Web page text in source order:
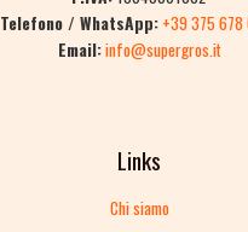
Telefono / WhatsApp: +39 375 678
Email:info@supergros.it
Links
Chi siamo